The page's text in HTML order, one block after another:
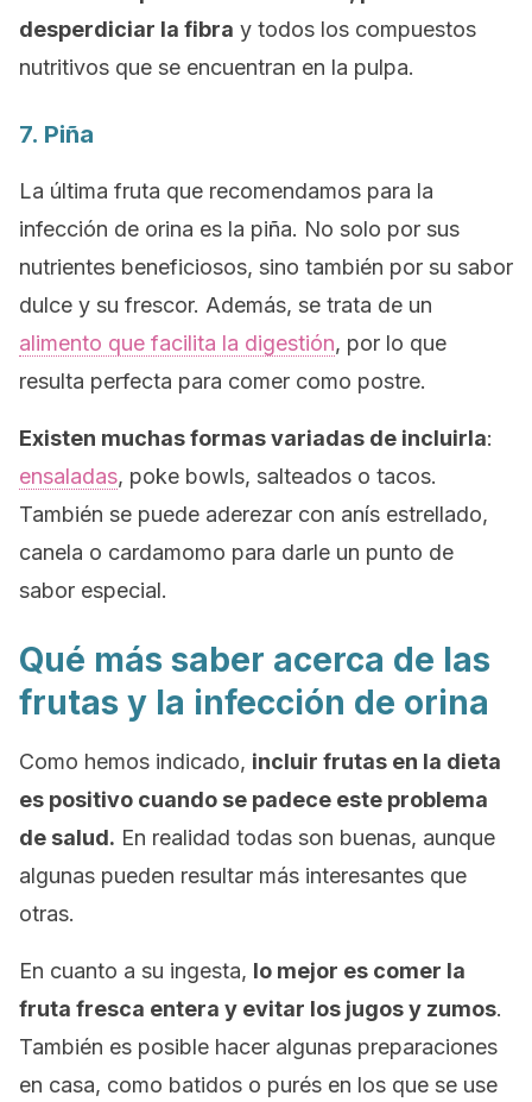
desperdiciar la fibra y todos los compuestos
nutritivos que se encuentran en la pulpa.
7. Piña
La última fruta que recomendamos para la
infección de orina es la piña. No solo por sus
nutrientes beneficiosos, sino también por su sabor
dulce y su frescor. Además, se trata de un
alimento que facilita la digestión, por lo que
resulta perfecta para comer como postre.
Existen muchas formas variadas de incluirla:
ensaladas, poke bowls, salteados o tacos.
También se puede aderezar con anís estrellado,
canela o cardamomo para darle un punto de
sabor especial.
Qué más saber acerca de las
frutas y la infección de orina
Como hemos indicado, incluir frutas en la dieta
es positivo cuando se padece este problema
de salud. En realidad todas son buenas, aunque
algunas pueden resultar más interesantes que
otras.
En cuanto a su ingesta, lo mejor es comer la
fruta fresca entera y evitar los jugos y zumos.
También es posible hacer algunas preparaciones
en casa, como batidos o purés en los que se use